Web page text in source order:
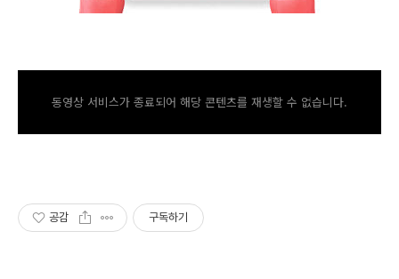
동영상 서비스가 종료되어 해당 콘텐츠를 재생할 수 없습니다.
공감 구독하기